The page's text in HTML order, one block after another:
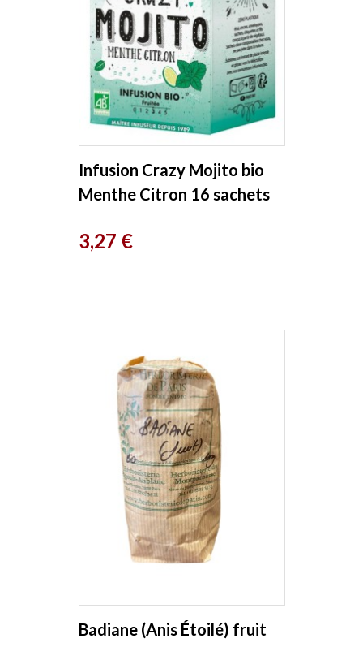
Infusion Crazy Mojito bio
Menthe Citron 16 sachets
Prix
3,27 €
Badiane (Anis Étoilé) fruit